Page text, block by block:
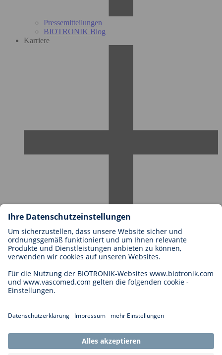
Pressemitteilungen
BIOTRONIK Blog
Karriere
Karriere bei BIOTRONIK
Einstieg
Bewerbung
Karrierechancen
Cookie-Einstellungen
Rechtliche Hinweise